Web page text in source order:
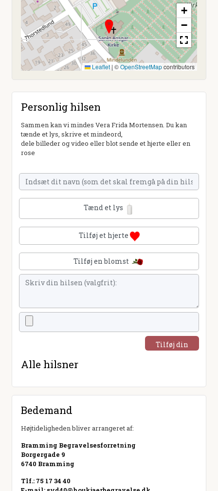
+
−
Leaflet | ©OpenStreetMapcontributors
Personlig hilsen
Sammen kan vi mindes Vera Frida Mortensen. Du kan
tænde et lys, skrive et mindeord,
dele billeder og video eller blot sende et hjerte eller en
rose
Tænd et lys
Tilføj et hjerte
Tilføj en blomst
Tilføj din
Alle hilsner
Bedemand
Højtideligheden bliver arrangeret af:
Bramming Begravelsesforretning
Borgergade 9
6740 Bramming
Tlf.: 75 17 34 40